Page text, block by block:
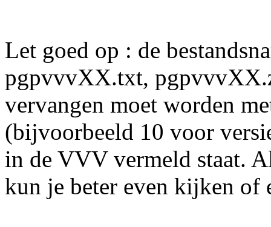
Let goed op : de
pgpvvvXX.txt,
vervangen moet worden
(bijvoorbeeld 10 voor
in de VVV vermeld staat.
kun je beter even kijken of